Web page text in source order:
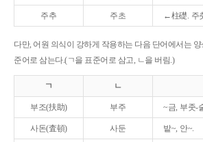
주추 주초 ←柱礎. 주
다만, 어원 의식이 강하게 작용하는 다음 단어에서는
준어로 삼는다.(ㄱ을 표준어로 삼고, ㄴ을 버림.)
ㄱ ㄴ
부조(扶助) 부주 ~금, 부좃-
사돈(査頓) 사둔 밭~, 안~.